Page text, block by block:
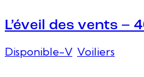
L’éveil des vents –
Disponible-V Voiliers